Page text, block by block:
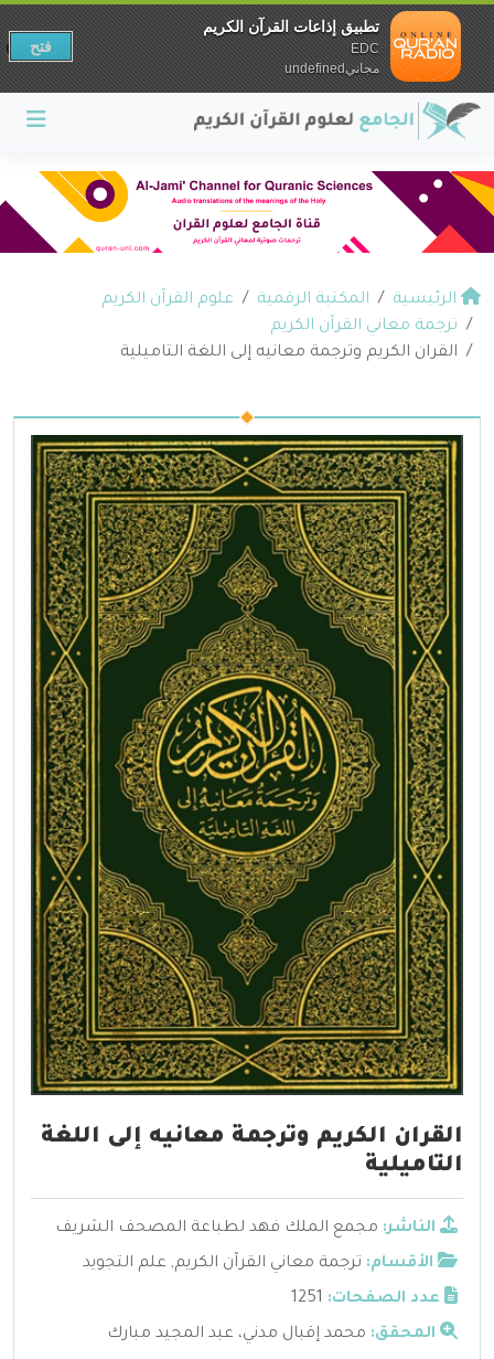
الرئيسية المكتبة الرقمية
علوم القرآن الكريم
ترجمة معاني القرآن الكريم
القران الكريم وترجمة معانيه إلى اللغة التاميلية
القران الكريم وترجمة معانيه إلى اللغة
التاميلية
الناشر: مجمع الملك فهد لطباعة المصحف الشريف
الأقسام: ترجمة معاني القرآن الكريم, علم التجويد
عدد الصفحات: 1251
المحقق: محمد إقبال مدني، عبد المجيد مبارك
تطبيق إذاعات القرآن الكريم
EDC
مجانيundefined
فتح